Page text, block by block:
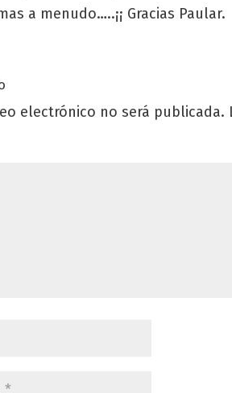
a menudo…..¡¡ Gracias Paular.
electrónico no será publicada.